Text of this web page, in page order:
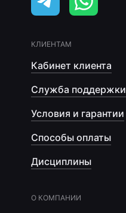
КЛИЕНТАМ
Кабинет клиента
Служба поддержки
Условия и гарантии
Способы оплаты
Дисциплины
О КОМПАНИИ